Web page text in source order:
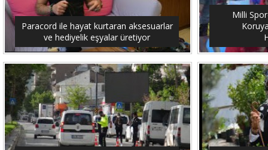
Paracord ile hayat kurtaran aksesuarlar
ve hediyelik eşyalar üretiyor
Milli